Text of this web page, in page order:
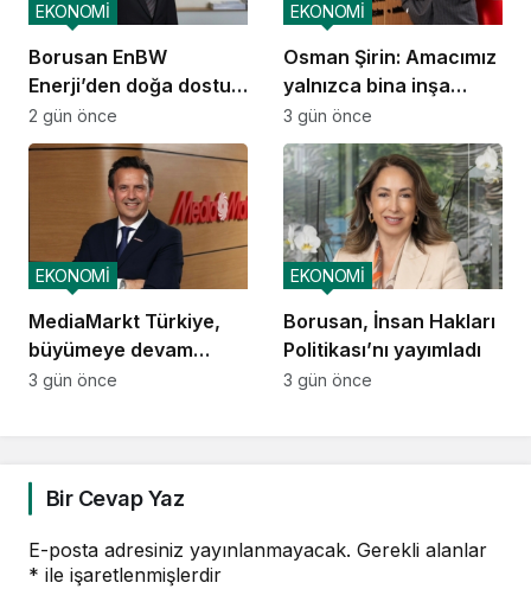
Borusan EnBW
Enerji’den doğa dostu
proje
EKONOMİ
2 gün önce
Osman Şirin: Amacımız
yalnızca bina inşa
etmek değil,
yatırımcısına
kazandıracak yaşam
alanları üretmek
EKONOMİ
3 gün önce
MediaMarkt Türkiye,
büyümeye devam
ediyor
EKONOMİ
3 gün önce
Borusan, İnsan Hakları
Politikası’nı yayımladı
EKONOMİ
3 gün önce
Bir Cevap Yaz
E-posta adresiniz yayınlanmayacak. Gerekli alanlar
* ile işaretlenmişlerdir